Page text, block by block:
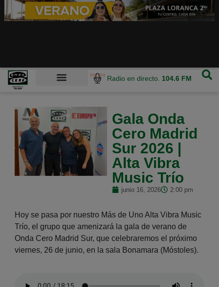
Radio en directo. 104.6 FM
Gala Onda
Cero Madrid
Sur 2026 |
Alta Vibra
Music Trío
junio 16, 2026 2:00 pm
Hoy se pasa por nuestro Más de Uno Alta Vibra Music
Trío, el grupo que amenizará la gala de verano de
Onda Cero Madrid Sur, que celebraremos el próximo
viernes, 26 de junio, en la sala Bonamara (Móstoles).